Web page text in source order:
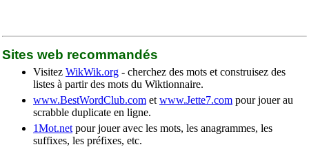
Sites web recommandés
Visitez WikWik.org - cherchez des mots et construisez des
listes à partir des mots du Wiktionnaire.
www.BestWordClub.com et www.Jette7.com pour jouer au
scrabble duplicate en ligne.
1Mot.net pour jouer avec les mots, les anagrammes, les
suffixes, les préfixes, etc.